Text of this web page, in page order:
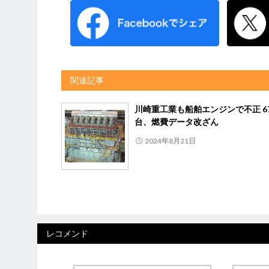
関連記事
川崎重工業も船舶エンジンで不正
台、燃費データ改ざん
2024年8月21日
レコメンド